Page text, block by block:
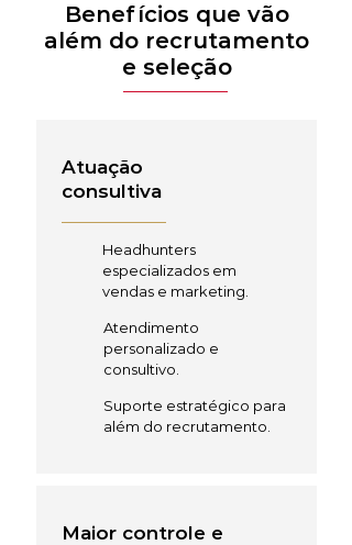
Benefícios que vão
além do recrutamento
e seleção
Atuação
consultiva
Headhunters
especializados em
vendas e marketing.
Atendimento
personalizado e
consultivo.
Suporte estratégico para
além do recrutamento.
Maior controle e